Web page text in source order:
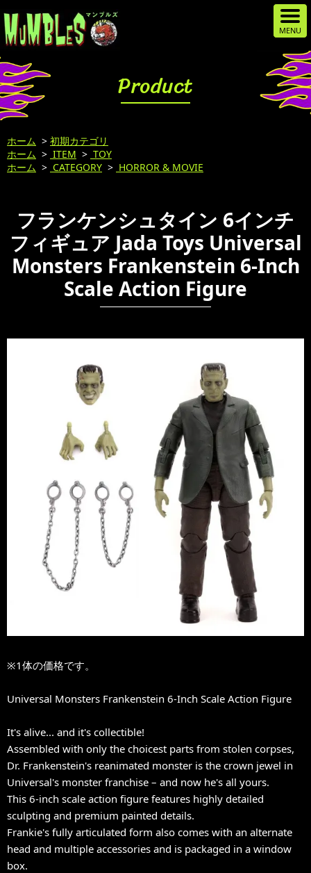
Product
ホーム > 初期カテゴリ
ホーム > ITEM > TOY
ホーム > CATEGORY > HORROR & MOVIE
フランケンシュタイン 6インチ
フィギュア Jada Toys Universal
Monsters Frankenstein 6-Inch
Scale Action Figure
※1体の価格です。
Universal Monsters Frankenstein 6-Inch Scale Action Figure
It's alive... and it's collectible!
Assembled with only the choicest parts from stolen corpses,
Dr. Frankenstein's reanimated monster is the crown jewel in
Universal's monster franchise – and now he's all yours.
This 6-inch scale action figure features highly detailed
sculpting and premium painted details.
Frankie's fully articulated form also comes with an alternate
head and multiple accessories and is packaged in a window
box.